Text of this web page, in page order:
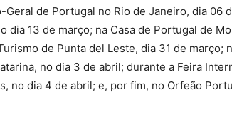
de Portugal no Rio de Janeiro, dia 06
dia 13 de março; na Casa de Portugal de
de Punta del Leste, dia 31 de março;
no dia 3 de abril; durante a Feira
no dia 4 de abril; e, por fim, no Orfeão